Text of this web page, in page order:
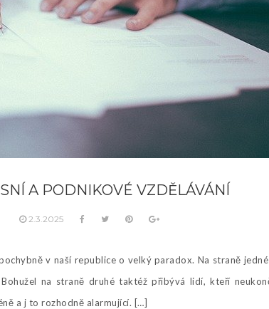
A PODNIKOVÉ VZDĚLÁVÁNÍ
2.3.2025
v naší republice o velký paradox. Na straně
na straně druhé taktéž přibývá lidí, kteří
a j to rozhodně alarmující. […]